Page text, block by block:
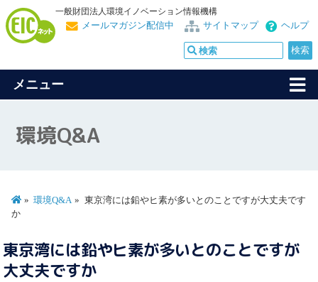
一般財団法人環境イノベーション情報機構
ヘルプ
サイトマップ
メールマガジン配信中
メニュー
環境Q&A
環境Q&A
東京湾には鉛やヒ素が多いとのことですが大丈夫です
か
東京湾には鉛やヒ素が多いとのことですが
大丈夫ですか